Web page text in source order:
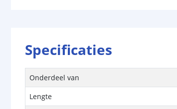
Specificaties
Onderdeel van
Lengte